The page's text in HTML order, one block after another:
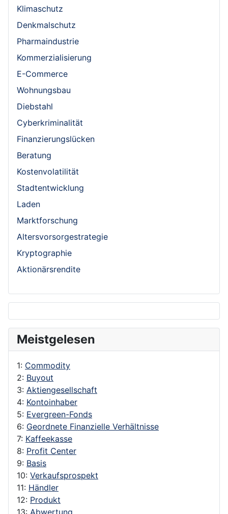
Klimaschutz
Denkmalschutz
Pharmaindustrie
Kommerzialisierung
E-Commerce
Wohnungsbau
Diebstahl
Cyberkriminalität
Finanzierungslücken
Beratung
Kostenvolatilität
Stadtentwicklung
Laden
Marktforschung
Altersvorsorgestrategie
Kryptographie
Aktionärsrendite
Meistgelesen
1: Commodity
2: Buyout
3: Aktiengesellschaft
4: Kontoinhaber
5: Evergreen-Fonds
6: Geordnete Finanzielle Verhältnisse
7: Kaffeekasse
8: Profit Center
9: Basis
10: Verkaufsprospekt
11: Händler
12: Produkt